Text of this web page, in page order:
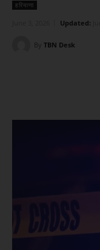
हरियाणा
Updated:
By TBN Desk